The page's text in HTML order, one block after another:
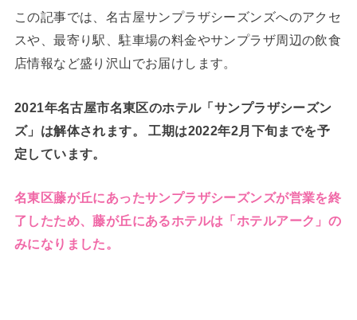
この記事では、名古屋サンプラザシーズンズへのアクセ
スや、最寄り駅、駐車場の料金やサンプラザ周辺の飲食
店情報など盛り沢山でお届けします。
2021年名古屋市名東区のホテル「サンプラザシーズン
ズ」は解体されます。 工期は2022年2月下旬までを予
定しています。
名東区藤が丘にあったサンプラザシーズンズが営業を終
了したため、藤が丘にあるホテルは「ホテルアーク」の
みになりました。